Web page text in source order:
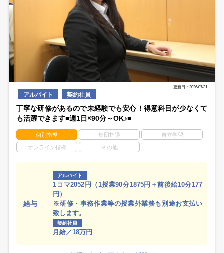
更新日：2026/07/31
アルバイト 契約社員
丁寧な研修があるので未経験でも安心！得意科目が少なくて
も活躍できます■週1日×90分～OK♪■
個別指導 集団指導 自立学習
オンライン指導 その他
給与
アルバイト
1コマ2052円（1授業90分1875円＋前後給10分177
円）
※研修・事務作業等の授業外業務も別途お支払い
致します。
契約社員
月給／18万円